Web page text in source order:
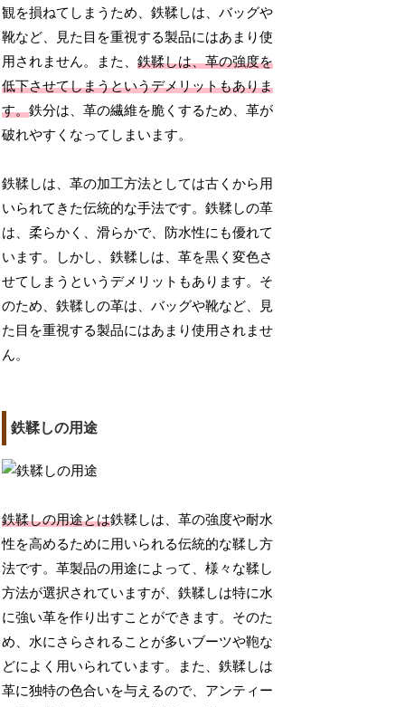
観を損ねてしまうため、鉄鞣しは、バッグや
靴など、見た目を重視する製品にはあまり使
用されません。また、鉄鞣しは、革の強度を
低下させてしまうというデメリットもありま
す。鉄分は、革の繊維を脆くするため、革が
破れやすくなってしまいます。
鉄鞣しは、革の加工方法としては古くから用
いられてきた伝統的な手法です。鉄鞣しの革
は、柔らかく、滑らかで、防水性にも優れて
います。しかし、鉄鞣しは、革を黒く変色さ
せてしまうというデメリットもあります。そ
のため、鉄鞣しの革は、バッグや靴など、見
た目を重視する製品にはあまり使用されませ
ん。
鉄鞣しの用途
鉄鞣しの用途とは鉄鞣しは、革の強度や耐水
性を高めるために用いられる伝統的な鞣し方
法です。革製品の用途によって、様々な鞣し
方法が選択されていますが、鉄鞣しは特に水
に強い革を作り出すことができます。そのた
め、水にさらされることが多いブーツや鞄な
どによく用いられています。また、鉄鞣しは
革に独特の色合いを与えるので、アンティー